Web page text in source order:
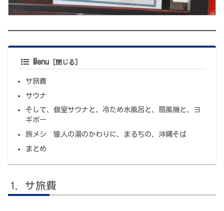
Menu
サ旅費
サウナ
そして、個室サウナと、冷ため水風呂と、扇風機と、ヨ
ギボー
旅メシ 猿人の湯のかわりに、まるちの、沖縄そば
まとめ
サ旅費